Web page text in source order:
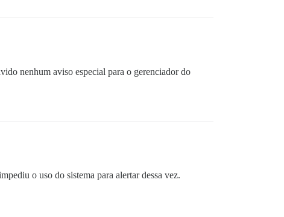
nenhum aviso especial para o gerenciador do
o uso do sistema para alertar dessa vez.